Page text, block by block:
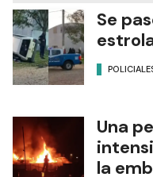
Se
Una
la